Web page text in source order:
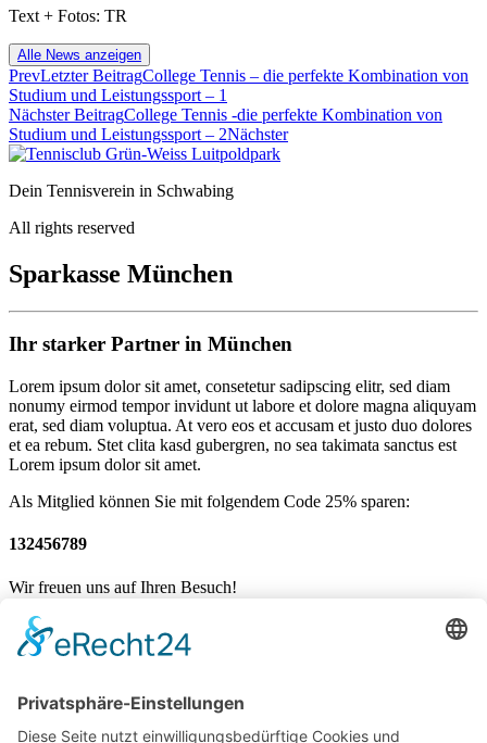
Text + Fotos: TR
Alle News anzeigen
PrevLetzter BeitragCollege Tennis – die perfekte Kombination von
Studium und Leistungssport – 1
Nächster BeitragCollege Tennis -die perfekte Kombination von
Studium und Leistungssport – 2Nächster
Dein Tennisverein in Schwabing
All rights reserved
Sparkasse München
Ihr starker Partner in München
Lorem ipsum dolor sit amet, consetetur sadipscing elitr, sed diam
nonumy eirmod tempor invidunt ut labore et dolore magna aliquyam
erat, sed diam voluptua. At vero eos et accusam et justo duo dolores
et ea rebum. Stet clita kasd gubergren, no sea takimata sanctus est
Lorem ipsum dolor sit amet.
Als Mitglied können Sie mit folgendem Code 25% sparen:
132456789
Wir freuen uns auf Ihren Besuch!
Mannschaften
Sponsoren
Vorstand / Verein
Historie